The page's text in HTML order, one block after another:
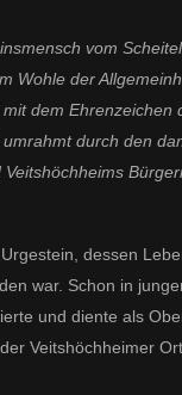
vom
Wohle der
dem Ehrenzeichen
durch den
dessen
war. Schon in
und diente als
Veitshöchheimer